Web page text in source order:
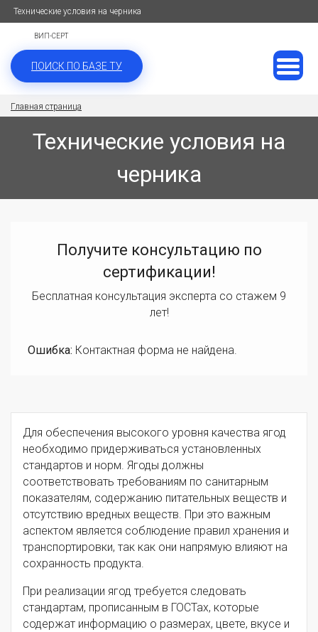
Технические условия на черника
ВИП-СЕРТ
ПОИСК ПО БАЗЕ ТУ
Главная страница
Технические условия на
черника
Получите консультацию по
сертификации!
Бесплатная консультация эксперта со стажем 9
лет!
Ошибка: Контактная форма не найдена.
Для обеспечения высокого уровня качества ягод
необходимо придерживаться установленных
стандартов и норм. Ягоды должны
соответствовать требованиям по санитарным
показателям, содержанию питательных веществ и
отсутствию вредных веществ. При это важным
аспектом является соблюдение правил хранения и
транспортировки, так как они напрямую влияют на
сохранность продукта.
При реализации ягод требуется следовать
стандартам, прописанным в ГОСТах, которые
содержат информацию о размерах, цвете, вкусе и